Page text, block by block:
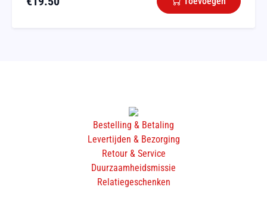
Bestelling & Betaling
Levertijden & Bezorging
Retour & Service
Duurzaamheidsmissie
Relatiegeschenken